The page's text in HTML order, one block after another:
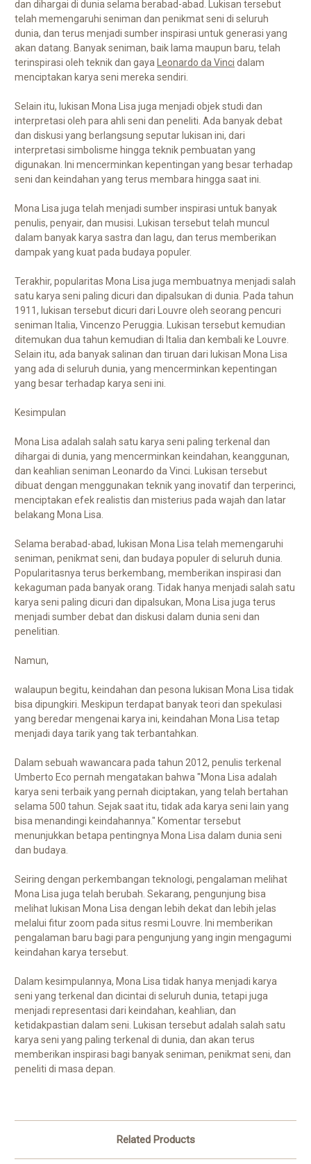
dan dihargai di dunia selama berabad-abad. Lukisan tersebut
telah memengaruhi seniman dan penikmat seni di seluruh
dunia, dan terus menjadi sumber inspirasi untuk generasi yang
akan datang. Banyak seniman, baik lama maupun baru, telah
terinspirasi oleh teknik dan gaya
Leonardo da Vinci dalam
menciptakan karya seni mereka sendiri.
Selain itu, lukisan Mona Lisa juga menjadi objek studi dan
interpretasi oleh para ahli seni dan peneliti. Ada banyak debat
dan diskusi yang berlangsung seputar lukisan ini, dari
interpretasi simbolisme hingga teknik pembuatan yang
digunakan. Ini mencerminkan kepentingan yang besar terhadap
seni dan keindahan yang terus membara hingga saat ini.
Mona Lisa juga telah menjadi sumber inspirasi untuk banyak
penulis, penyair, dan musisi. Lukisan tersebut telah muncul
dalam banyak karya sastra dan lagu, dan terus memberikan
dampak yang kuat pada budaya populer.
Terakhir, popularitas Mona Lisa juga membuatnya menjadi salah
satu karya seni paling dicuri dan dipalsukan di dunia. Pada tahun
1911, lukisan tersebut dicuri dari Louvre oleh seorang pencuri
seniman Italia, Vincenzo Peruggia. Lukisan tersebut kemudian
ditemukan dua tahun kemudian di Italia dan kembali ke Louvre.
Selain itu, ada banyak salinan dan tiruan dari lukisan Mona Lisa
yang ada di seluruh dunia, yang mencerminkan kepentingan
yang besar terhadap karya seni ini.
Kesimpulan
Mona Lisa adalah salah satu karya seni paling terkenal dan
dihargai di dunia, yang mencerminkan keindahan, keanggunan,
dan keahlian seniman Leonardo da Vinci. Lukisan tersebut
dibuat dengan menggunakan teknik yang inovatif dan terperinci,
menciptakan efek realistis dan misterius pada wajah dan latar
belakang Mona Lisa.
Selama berabad-abad, lukisan Mona Lisa telah memengaruhi
seniman, penikmat seni, dan budaya populer di seluruh dunia.
Popularitasnya terus berkembang, memberikan inspirasi dan
kekaguman pada banyak orang. Tidak hanya menjadi salah satu
karya seni paling dicuri dan dipalsukan, Mona Lisa juga terus
menjadi sumber debat dan diskusi dalam dunia seni dan
penelitian.
Namun,
walaupun begitu, keindahan dan pesona lukisan Mona Lisa tidak
bisa dipungkiri. Meskipun terdapat banyak teori dan spekulasi
yang beredar mengenai karya ini, keindahan Mona Lisa tetap
menjadi daya tarik yang tak terbantahkan.
Dalam sebuah wawancara pada tahun 2012, penulis terkenal
Umberto Eco pernah mengatakan bahwa "Mona Lisa adalah
karya seni terbaik yang pernah diciptakan, yang telah bertahan
selama 500 tahun. Sejak saat itu, tidak ada karya seni lain yang
bisa menandingi keindahannya." Komentar tersebut
menunjukkan betapa pentingnya Mona Lisa dalam dunia seni
dan budaya.
Seiring dengan perkembangan teknologi, pengalaman melihat
Mona Lisa juga telah berubah. Sekarang, pengunjung bisa
melihat lukisan Mona Lisa dengan lebih dekat dan lebih jelas
melalui fitur zoom pada situs resmi Louvre. Ini memberikan
pengalaman baru bagi para pengunjung yang ingin mengagumi
keindahan karya tersebut.
Dalam kesimpulannya, Mona Lisa tidak hanya menjadi karya
seni yang terkenal dan dicintai di seluruh dunia, tetapi juga
menjadi representasi dari keindahan, keahlian, dan
ketidakpastian dalam seni. Lukisan tersebut adalah salah satu
karya seni yang paling terkenal di dunia, dan akan terus
memberikan inspirasi bagi banyak seniman, penikmat seni, dan
peneliti di masa depan.
Related Products